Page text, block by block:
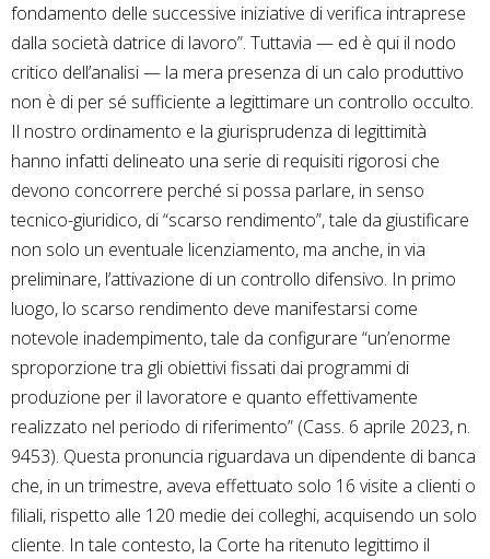
fondamento delle successive iniziative di verifica intraprese
dalla società datrice di lavoro”. Tuttavia — ed è qui il nodo
critico dell’analisi — la mera presenza di un calo produttivo
non è di per sé sufficiente a legittimare un controllo occulto.
Il nostro ordinamento e la giurisprudenza di legittimità
hanno infatti delineato una serie di requisiti rigorosi che
devono concorrere perché si possa parlare, in senso
tecnico-giuridico, di “scarso rendimento”, tale da giustificare
non solo un eventuale licenziamento, ma anche, in via
preliminare, l’attivazione di un controllo difensivo. In primo
luogo, lo scarso rendimento deve manifestarsi come
notevole inadempimento, tale da configurare “un’enorme
sproporzione tra gli obiettivi fissati dai programmi di
produzione per il lavoratore e quanto effettivamente
realizzato nel periodo di riferimento” (Cass. 6 aprile 2023, n.
9453). Questa pronuncia riguardava un dipendente di banca
che, in un trimestre, aveva effettuato solo 16 visite a clienti o
filiali, rispetto alle 120 medie dei colleghi, acquisendo un solo
cliente. In tale contesto, la Corte ha ritenuto legittimo il